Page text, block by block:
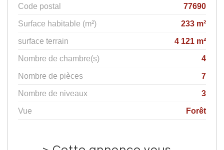
Code postal
77690
Surface habitable (m²)
233 m²
surface terrain
4 121 m²
Nombre de chambre(s)
4
Nombre de pièces
7
Nombre de niveaux
3
Vue
Forêt